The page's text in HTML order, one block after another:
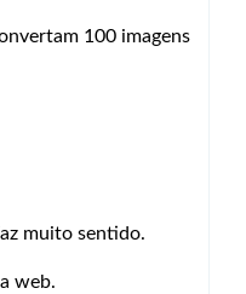
100 imagens
muito sentido.
web.